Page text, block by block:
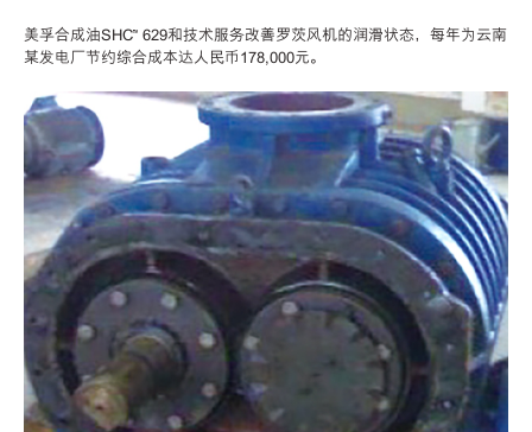
美孚合成油SHC™ 629和技术服务改善罗茨风机的润滑状态，每年为云南
某发电厂节约综合成本达人民币178,000元。